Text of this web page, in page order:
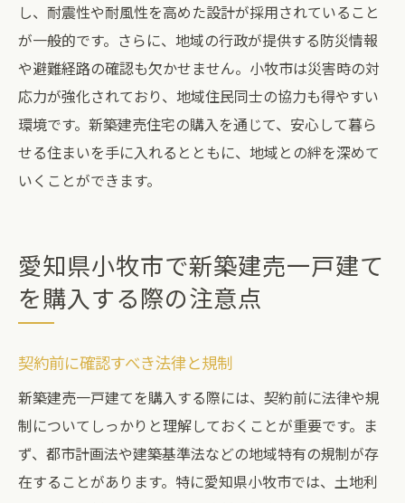
し、耐震性や耐風性を高めた設計が採用されていること
が一般的です。さらに、地域の行政が提供する防災情報
や避難経路の確認も欠かせません。小牧市は災害時の対
応力が強化されており、地域住民同士の協力も得やすい
環境です。新築建売住宅の購入を通じて、安心して暮ら
せる住まいを手に入れるとともに、地域との絆を深めて
いくことができます。
愛知県小牧市で新築建売一戸建て
を購入する際の注意点
契約前に確認すべき法律と規制
新築建売一戸建てを購入する際には、契約前に法律や規
制についてしっかりと理解しておくことが重要です。ま
ず、都市計画法や建築基準法などの地域特有の規制が存
在することがあります。特に愛知県小牧市では、土地利